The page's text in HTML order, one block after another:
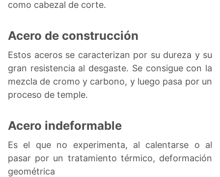
como cabezal de corte.
Acero de construcción
Estos aceros se caracterizan por su dureza y su
gran resistencia al desgaste. Se consigue con la
mezcla de cromo y carbono, y luego pasa por un
proceso de temple.
Acero indeformable
Es el que no experimenta, al calentarse o al
pasar por un tratamiento térmico, deformación
geométrica